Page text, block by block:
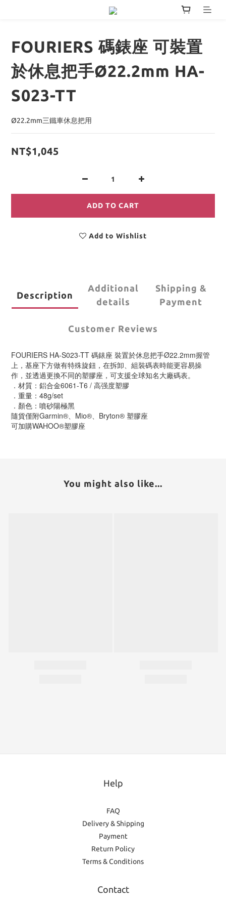
FOURIERS 碼錶座 可裝置
於休息把手Ø22.2mm HA-
S023-TT
Ø22.2mm三鐵車休息把用
NT$1,045
ADD TO CART
Add to Wishlist
Description
Additional
details
Shipping &
Payment
Customer Reviews
FOURIERS HA-S023-TT 碼錶座 裝置於休息把手Ø22.2mm握管
上，基座下方做有特殊旋鈕，在拆卸、組裝碼表時能更容易操
作，並透過更換不同的塑膠座，可支援全球知名大廠碼表。
．材質：鋁合金6061-T6 / 高强度塑膠
．重量：48g/set
．顏色：噴砂陽極黑
隨貨僅附Garmin®、Mio®、Bryton® 塑膠座
可加購WAHOO®塑膠座
You might also like...
Help
FAQ
Delivery & Shipping
Payment
Return Policy
Terms & Conditions
Contact